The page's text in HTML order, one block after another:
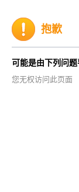
抱歉
可能是由下列问题
您无权访问此页面